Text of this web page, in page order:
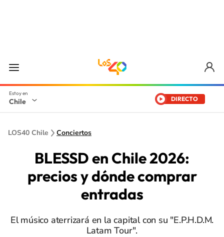
Chile DIRECTO
LOS40 Chile Conciertos
BLESSD en Chile 2026:
precios y dónde comprar
entradas
El músico aterrizará en la capital con su "E.P.H.D.M.
Latam Tour".